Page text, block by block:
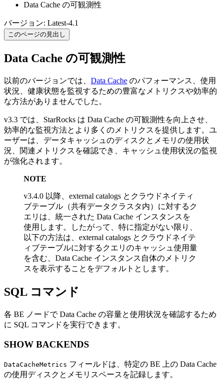
Data Cache の可観測性
バージョン: Latest-4.1
このページの見出し
Data Cache の可観測性
以前のバージョンでは、 Data Cache のパフォーマンス、使用
状況、健康状態を監視するための豊富なメトリクスや効率的
な方法がありませんでした。
v3.3 では、StarRocks は Data Cache の可観測性を向上させ、
効率的な監視方法とより多くのメトリクスを提供します。ユ
ーザーは、データキャッシュのディスクとメモリの使用状
況、関連メトリクスを確認でき、キャッシュ使用状況の監視
が強化されます。
NOTE
v3.4.0 以降、external catalogs とクラウドネイティ
ブテーブル（共有データクラスタ内）に対するク
エリは、統一された Data Cache インスタンスを
使用します。したがって、特に指定がない限り、
以下の方法は、external catalogs とクラウドネイテ
ィブテーブルに対するクエリのキャッシュ使用量
を含む、Data Cache インスタンス自体のメトリク
スを表示することをデフォルトとします。
SQL コマンド
各 BE ノードで Data Cache の容量と使用状況を確認するため
に SQL コマンドを実行できます。
SHOW BACKENDS
DataCacheMetrics フィールドは、特定の BE 上の Data Cache
の使用ディスクとメモリスペースを記録します。